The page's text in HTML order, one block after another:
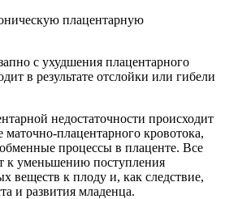
плацентарную
с ухудшения плацентарного
в результате отслойки или гибели
недостаточности происходит
плацентарного кровотока,
процессы в плаценте. Все
к уменьшению поступления
веществ к плоду и, как следствие,
и развития младенца.